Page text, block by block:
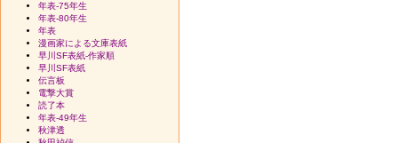
年表-75年生
年表-80年生
年表
漫画家による文庫表紙
早川SF表紙-作家順
早川SF表紙
伝言板
電撃大賞
読了本
年表-49年生
秋津透